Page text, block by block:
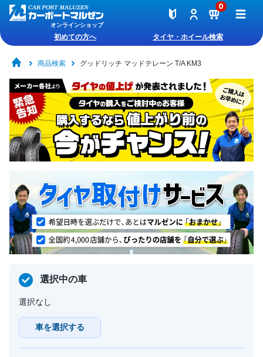
オンラインショップ
0
初めての方へ タイヤ・ホイール検索
商品検索 グッドリッチ マッドテレーン T/A KM3
選択中の車
選択なし
車を選択する